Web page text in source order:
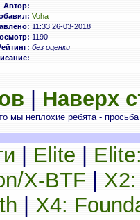
Автор:
Voha
11:33 26-03-2018
1190
без оценки
Наверх
мы неплохие ребята -
Elite
X-BTF
X4: